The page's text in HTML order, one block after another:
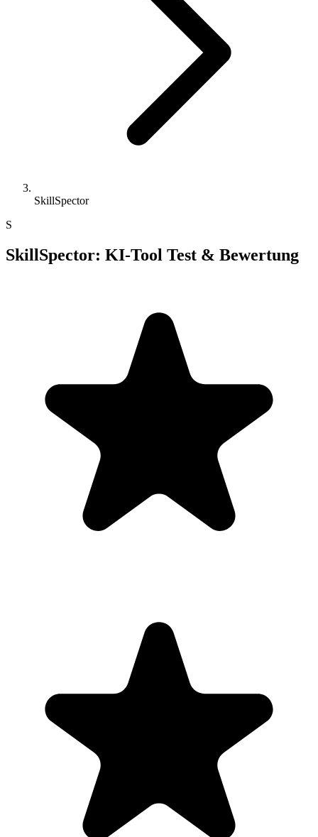
SkillSpector
S
SkillSpector: KI-Tool Test & Bewertung